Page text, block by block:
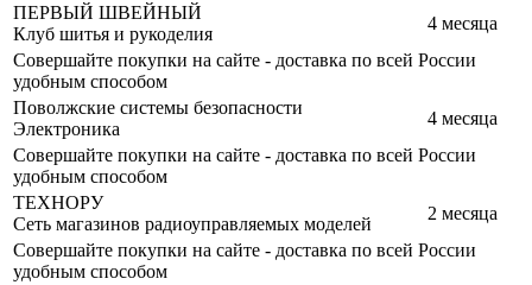
ПЕРВЫЙ ШВЕЙНЫЙ
Клуб шитья и рукоделия
4 месяца
Совершайте покупки на сайте - доставка по всей России
удобным способом
Поволжские системы безопасности
Электроника
4 месяца
Совершайте покупки на сайте - доставка по всей России
удобным способом
ТЕХНОРУ
Сеть магазинов радиоуправляемых моделей
2 месяца
Совершайте покупки на сайте - доставка по всей России
удобным способом